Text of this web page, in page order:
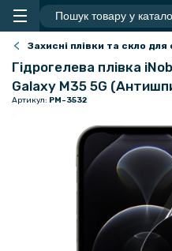
Захисні плівки та скло
Гідрогелева плівка
Galaxy M35 5G
Артикул: PM-3532